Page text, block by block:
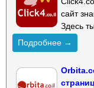
сайт
Здесь
Подробнее →